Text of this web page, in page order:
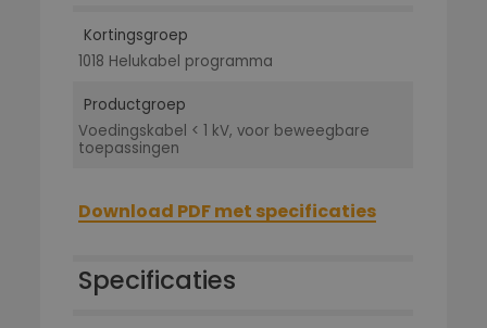
Kortingsgroep
1018 Helukabel programma
Productgroep
Voedingskabel < 1 kV, voor beweegbare
toepassingen
Download PDF met specificaties
Specificaties